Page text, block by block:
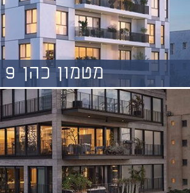
מטמון כהן 9